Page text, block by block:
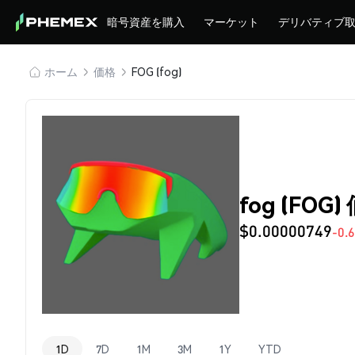
暗号資産を購入 マーケット デリバティブ
ホーム 価格 FOG (fog)
fog (FOG)
$0.00000749-
1D 7D 1M 3M 1Y YTD